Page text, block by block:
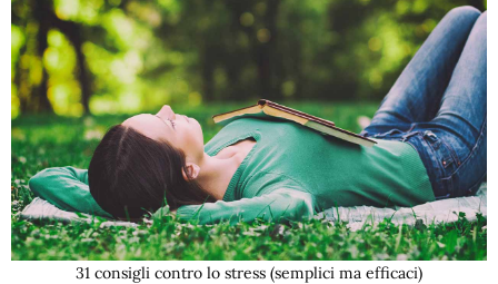
31 consigli contro lo stress (semplici ma efficaci)